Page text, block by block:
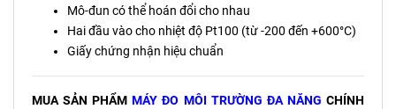
Mô-đun có thể hoán đổi cho nhau
Hai đầu vào cho nhiệt độ Pt100 (từ -200 đến +600°C)
Giấy chứng nhận hiệu chuẩn
MUA SẢN PHẨMMÁY ĐO MÔI TRƯỜNG ĐA NĂNG CHÍNH